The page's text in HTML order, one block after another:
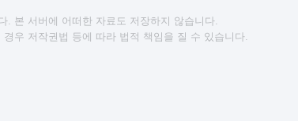
. 본 서버에 어떠한 자료도 저장하지 않습니다.
우 저작권법 등에 따라 법적 책임을 질 수 있습니다.